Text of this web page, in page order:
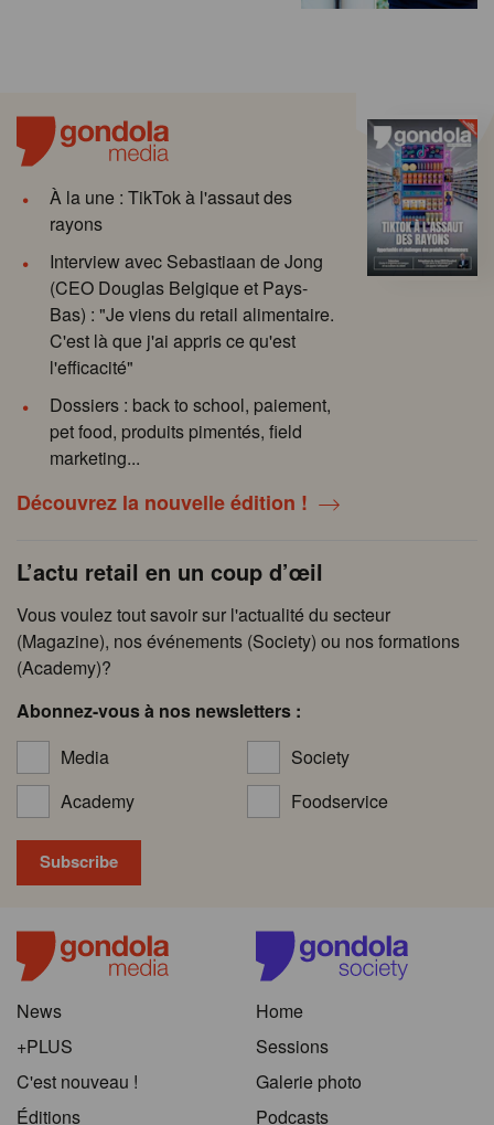
À la une : TikTok à l'assaut des
rayons
Interview avec Sebastiaan de Jong
(CEO Douglas Belgique et Pays-
Bas) : "Je viens du retail alimentaire.
C'est là que j'ai appris ce qu'est
l'efficacité"
Dossiers : back to school, paiement,
pet food, produits pimentés, field
marketing...
Découvrez la nouvelle édition !
L’actu retail en un coup d’œil
Vous voulez tout savoir sur l'actualité du secteur
(Magazine), nos événements (Society) ou nos formations
(Academy)?
Abonnez-vous à nos newsletters :
Media
Society
Academy
Foodservice
News
+PLUS
C'est nouveau !
Éditions
Home
Sessions
Galerie photo
Podcasts